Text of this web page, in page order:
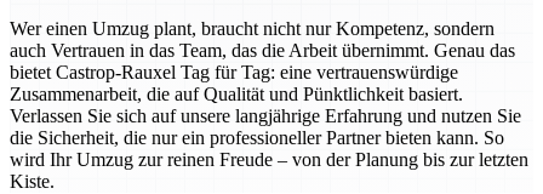
Wer einen Umzug plant, braucht nicht nur Kompetenz, sondern
auch Vertrauen in das Team, das die Arbeit übernimmt. Genau das
bietet Castrop-Rauxel Tag für Tag: eine vertrauenswürdige
Zusammenarbeit, die auf Qualität und Pünktlichkeit basiert.
Verlassen Sie sich auf unsere langjährige Erfahrung und nutzen Sie
die Sicherheit, die nur ein professioneller Partner bieten kann. So
wird Ihr Umzug zur reinen Freude – von der Planung bis zur letzten
Kiste.